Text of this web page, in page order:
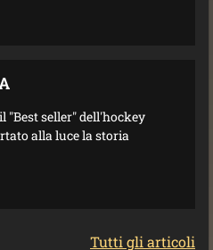
"Best seller" dell'hockey
alla luce la storia
Tutti gli articoli